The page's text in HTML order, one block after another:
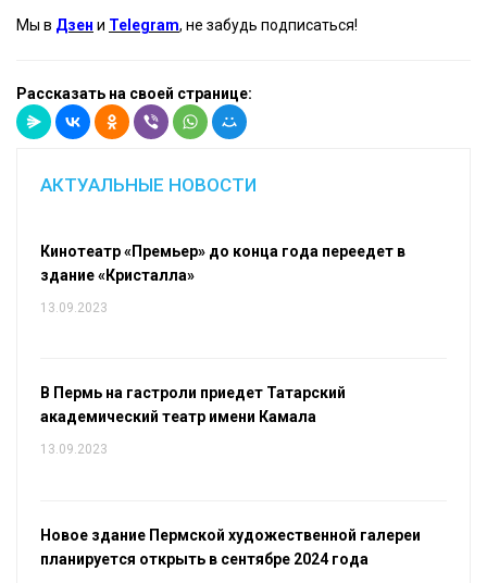
Мы в Дзен и Telegram, не забудь подписаться!
Рассказать на своей странице:
АКТУАЛЬНЫЕ НОВОСТИ
Кинотеатр «Премьер» до конца года переедет в
здание «Кристалла»
13.09.2023
В Пермь на гастроли приедет Татарский
академический театр имени Камала
13.09.2023
Новое здание Пермской художественной галереи
планируется открыть в сентябре 2024 года